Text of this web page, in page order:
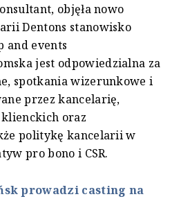
objęła nowo
Dentons stanowisko
and events
jest odpowiedzialna za
spotkania wizerunkowe i
przez kancelarię,
oraz
politykę kancelarii w
pro bono i CSR.
prowadzi casting na